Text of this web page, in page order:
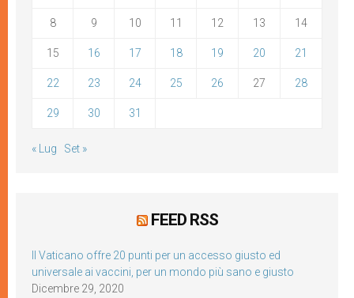
8 9 10 11 12 13 14
15 16 17 18 19 20 21
22 23 24 25 26 27 28
29 30 31
« Lug Set »
FEED RSS
Il Vaticano offre 20 punti per un accesso giusto ed
universale ai vaccini, per un mondo più sano e giusto
Dicembre 29, 2020